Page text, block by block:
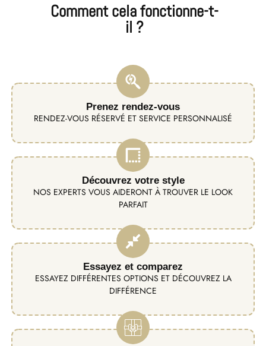
Comment cela fonctionne-t-
il ?
Prenez rendez-vous
RENDEZ-VOUS RÉSERVÉ ET SERVICE PERSONNALISÉ
Découvrez votre style
NOS EXPERTS VOUS AIDERONT À TROUVER LE LOOK
PARFAIT
Essayez et comparez
ESSAYEZ DIFFÉRENTES OPTIONS ET DÉCOUVREZ LA
DIFFÉRENCE